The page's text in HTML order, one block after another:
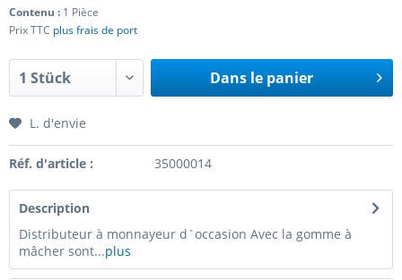
Contenu : 1 Pièce
Prix TTC plus frais de port
Dans le panier
L. d'envie
Réf. d'article : 35000014
Description
Distributeur à monnayeur d`occasion Avec la gomme à
mâcher sont...plus